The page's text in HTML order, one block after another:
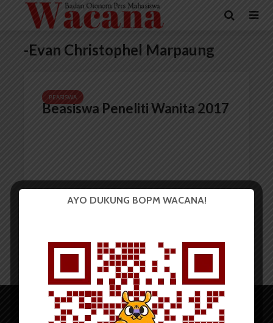
-Evan Christophel Marpaung
BEASISWA
Beasiswa Peneliti Wanita 2017
AYO DUKUNG BOPM WACANA!